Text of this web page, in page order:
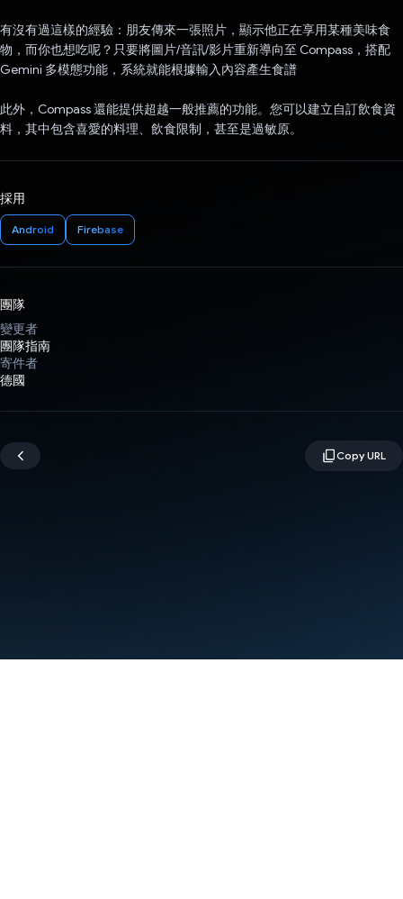
有沒有過這樣的經驗：朋友傳來一張照片，顯示他正在享用某種美味食
物，而你也想吃呢？只要將圖片/音訊/影片重新導向至 Compass，搭配
Gemini 多模態功能，系統就能根據輸入內容產生食譜
此外，Compass 還能提供超越一般推薦的功能。您可以建立自訂飲食資
料，其中包含喜愛的料理、飲食限制，甚至是過敏原。
採用
Android Firebase
團隊
變更者
團隊指南
寄件者
德國